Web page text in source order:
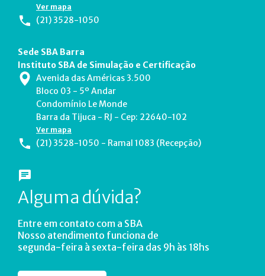
Ver mapa
(21) 3528-1050
Sede SBA Barra
Instituto SBA de Simulação e Certificação
Avenida das Américas 3.500
Bloco 03 - 5º Andar
Condomínio Le Monde
Barra da Tijuca - RJ - Cep: 22640-102
Ver mapa
(21) 3528-1050 - Ramal 1083 (Recepção)
Alguma dúvida?
Entre em contato com a SBA
Nosso atendimento funciona de
segunda-feira à sexta-feira das 9h às 18hs